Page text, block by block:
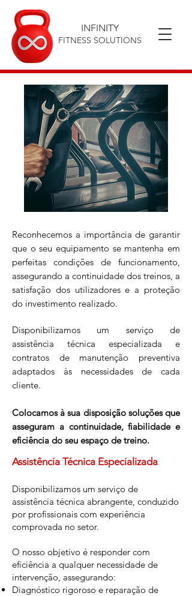
INFINITY
FITNESS SOLUTIONS
Reconhecemos a importância de garantir
que o seu equipamento se mantenha em
perfeitas condições de funcionamento,
assegurando a continuidade dos treinos, a
satisfação dos utilizadores e a proteção
do investimento realizado.
Disponibilizamos um serviço de
assistência técnica especializada e
contratos de manutenção preventiva
adaptados às necessidades de cada
cliente.
Colocamos à sua disposição soluções que
asseguram a continuidade, fiabilidade e
eficiência do seu espaço de treino.
Assistência Técnica Especializada
Disponibilizamos um serviço de
assistência técnica abrangente, conduzido
por profissionais com experiência
comprovada no setor.
O nosso objetivo é responder com
eficiência a qualquer necessidade de
intervenção, assegurando:
Diagnóstico rigoroso e reparação de